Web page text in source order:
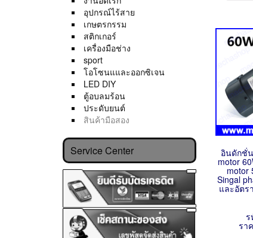
อุปกรณ์ไร้สาย
เกษตรกรรม
สติกเกอร์
เครื่องมือช่าง
sport
โอโซนแและออกซิเจน
LED DIY
ตู้อบลมร้อน
ประดับยนต์
สินค้ามือสอง
Service Center อินดักชั่น
motor
motor
Singal
และอัตร
ร
รา